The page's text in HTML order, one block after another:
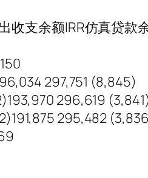
收支余额IRR仿真贷款
297,751 (8,845)
296,619 (3,841)
295,482